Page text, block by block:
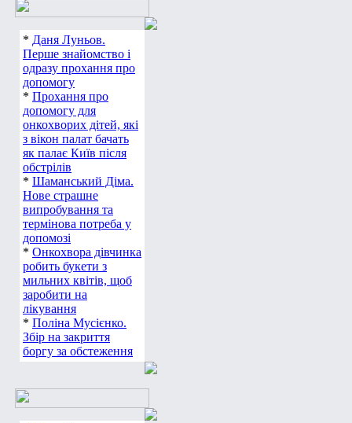
* Даня Луньов.
Перше знайомство і
одразу прохання про
допомогу
* Прохання про
допомогу для
онкохворих дітей, які
з вікон палат бачать
як палає Київ після
обстрілів
* Шаманський Діма.
Нове страшне
випробування та
термінова потреба у
допомозі
* Онкохвора дівчинка
робить букети з
мильних квітів, щоб
заробити на
лікування
* Поліна Мусієнко.
Збір на закриття
боргу за обстеження